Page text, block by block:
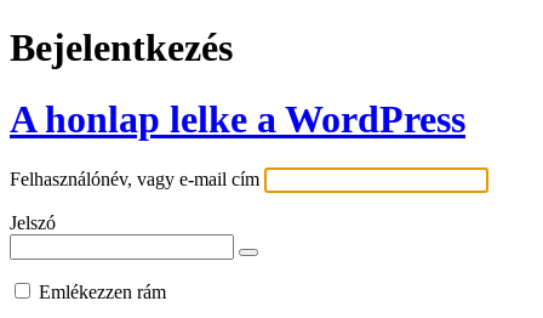
Bejelentkezés
A honlap lelke a WordPress
Felhasználónév, vagy e-mail cím
Jelszó
Emlékezzen rám